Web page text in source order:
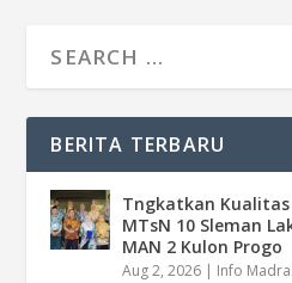
BERITA TERBARU
Tngkatkan Kualitas
MTsN 10 Sleman
MAN 2 Kulon Progo
Aug 2, 2026 | Info